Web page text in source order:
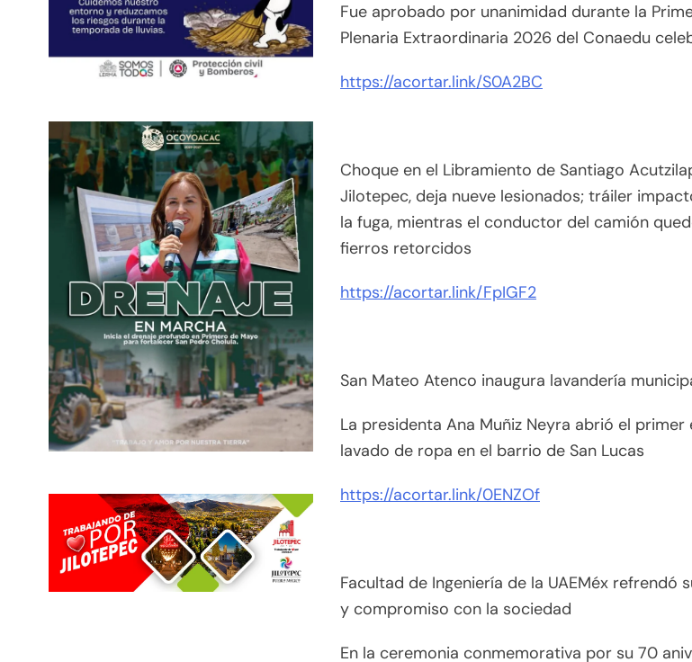
Fue aprobado por unanimidad durante la
Plenaria Extraordinaria 2026 del Conaedu
https://acortar.link/S0A2BC
Choque en el Libramiento de Santiago
Jilotepec, deja nueve lesionados; tráiler
la fuga, mientras el conductor del camión
fierros retorcidos
https://acortar.link/FpIGF2
San Mateo Atenco inaugura lavandería
La presidenta Ana Muñiz Neyra abrió el
lavado de ropa en el barrio de San Lucas
https://acortar.link/0ENZOf
Facultad de Ingeniería de la UAEMéx refrendó
y compromiso con la sociedad
En la ceremonia conmemorativa por su 70